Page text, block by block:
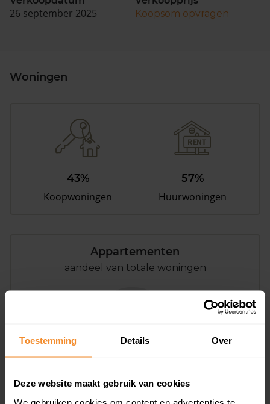
Toestemming Details Over
Deze website maakt gebruik van cookies
We gebruiken cookies om content en advertenties te
26 september 2025
Koopsom opvragen
Woningen
43%
Koopwoningen
57%
Huurwoningen
Appartementen
aandeel van totale woningen